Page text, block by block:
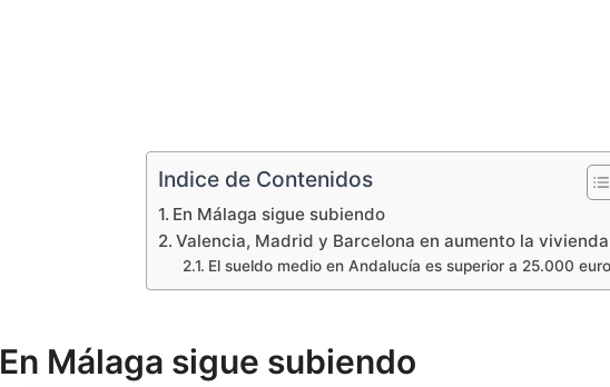
Indice de Contenidos
En Málaga sigue subiendo
Valencia, Madrid y Barcelona en aumento la vivienda
El sueldo medio en Andalucía es superior a 25.000
En Málaga sigue subiendo